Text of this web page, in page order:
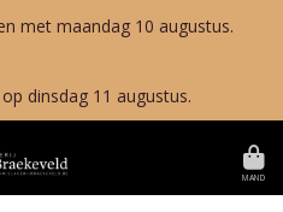
met maandag 10 augustus.
11 augustus.
MAND